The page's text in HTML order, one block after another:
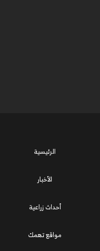
الرئيسية
الأخبار
أحداث زراعية
مواقع تهمك